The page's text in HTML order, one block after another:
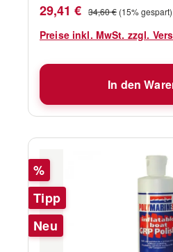
Verkaufspreis:
29,41 € Regulärer Preis:
34,60 € (15% gespart)
Preise inkl. MwSt. zzgl.
In den
Rabatt
%
Tipp
Neu